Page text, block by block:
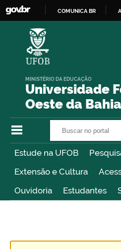
COMUNICA BR
Universidade
Oeste da Bahia
MINISTÉRIO DA EDUCAÇÃO
Estude na UFOB
Extensão e Cultura
Ouvidoria
Estudantes